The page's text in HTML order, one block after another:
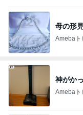
母の形
Amebaト
神がか
Amebaト